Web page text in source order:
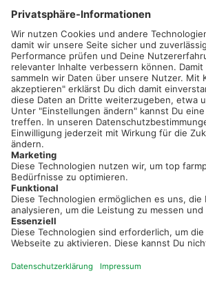
Sei immer auf dem
Neue Features, spannende Tipps und
Registriere dich
einfach und bequem!
Kostenlos registrieren & sofort